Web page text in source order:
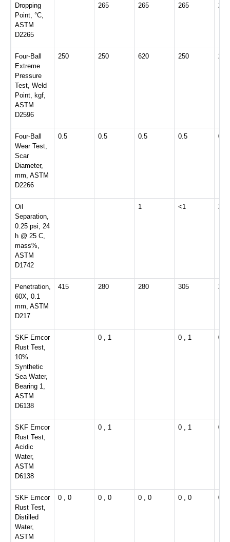
Dropping
Point, °C,
ASTM
D2265
265 265 265 265
Four-Ball
Extreme
Pressure
Test, Weld
Point, kgf,
ASTM
D2596
250 250 620 250 250
Four-Ball
Wear Test,
Scar
Diameter,
mm, ASTM
D2266
0.5 0.5 0.5 0.5 0.5
Oil
Separation,
0.25 psi, 24
h @ 25 C,
mass%,
ASTM
D1742
1 <1 2
Penetration,
60X, 0.1
mm, ASTM
D217
415 280 280 305 280
SKF Emcor
Rust Test,
10%
Synthetic
Sea Water,
Bearing 1,
ASTM
D6138
0 , 1 0 , 1 0 ,
SKF Emcor
Rust Test,
Acidic
Water,
ASTM
D6138
0 , 1 0 , 1 0 ,
SKF Emcor
Rust Test,
Distilled
Water,
ASTM
0 , 0 0 , 0 0 , 0 0 , 0 0 ,